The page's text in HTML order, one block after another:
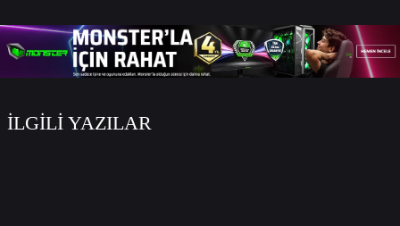
İLGİLİ YAZILAR